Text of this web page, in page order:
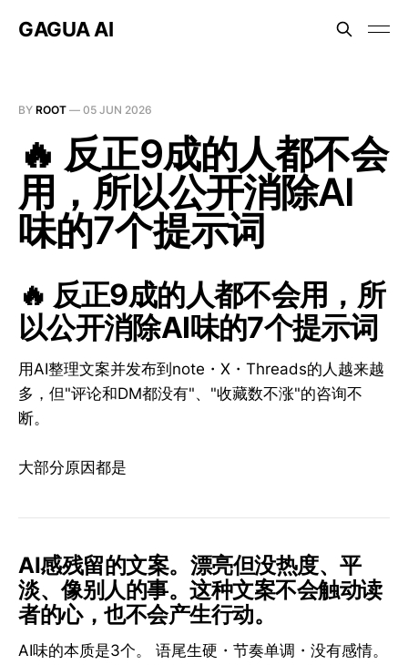
GAGUA AI
BY ROOT — 05 JUN 2026
🔥 反正9成的人都不会
用，所以公开消除AI
味的7个提示词
🔥 反正9成的人都不会用，所
以公开消除AI味的7个提示词
用AI整理文案并发布到note・X・Threads的人越来越
多，但"评论和DM都没有"、"收藏数不涨"的咨询不
断。
大部分原因都是
AI感残留的文案。漂亮但没热度、平
淡、像别人的事。这种文案不会触动读
者的心，也不会产生行动。
AI味的本质是3个。 语尾生硬・节奏单调・没有感情。